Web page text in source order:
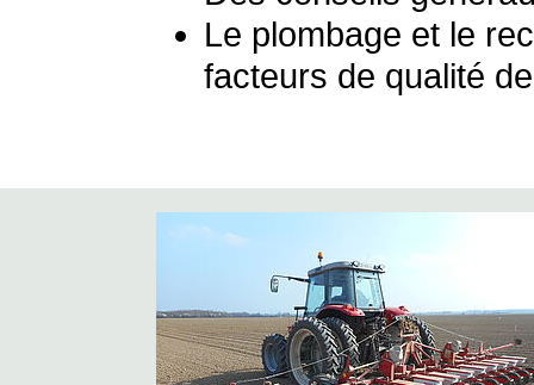
Le plombage et le
facteurs de qualité